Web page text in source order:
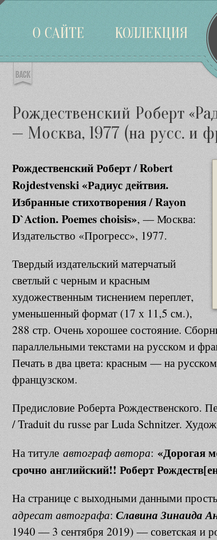
О САЙТЕ КОЛЛЕКЦИЯ
Рождественский Роберт
— Москва, 1977 (на русс. и
Рождественский Роберт /Robert
Rojdestvenski«Радиус дейтвия.
Избранные стихотворения /Rayon
D`Action. Poemes choisis», — Москва:
Издательство «Прогресс», 1977.
Твердый издательский матерчатый
светлый с черным и красным
художественным тиснением переплет,
уменьшенный формат (17 х 11,5 см.),
288 стр. Очень хорошее состояние.
параллельными текстами на русском и
Печать в два цвета: красным — на
французском.
Предисловие Роберта Рождественского.
/ Traduit du russe par Luda Schnitzer.
На титуле автограф автора: «Дорогая
срочно английский!! Роберт
На странице с выходными данными
адресат автографа: Славина Зинаида
1940 — 3 сентября 2019) — советская и